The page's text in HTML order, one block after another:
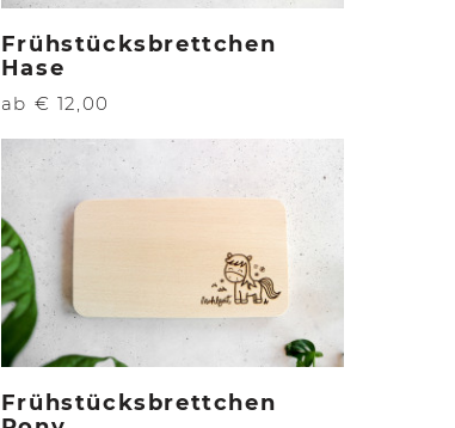
Frühstücksbrettchen
Hase
ab € 12,00
Frühstücksbrettchen